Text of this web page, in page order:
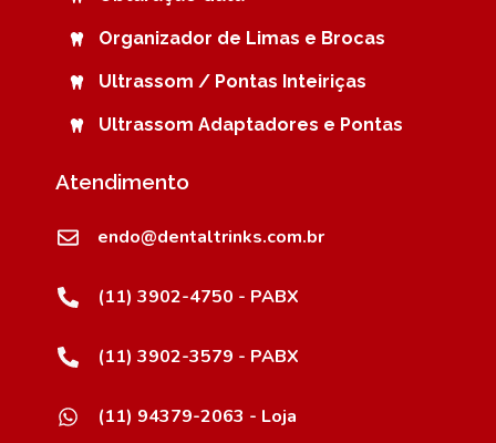
Organizador de Limas e Brocas
Ultrassom / Pontas Inteiriças
Ultrassom Adaptadores e Pontas
Atendimento
endo@dentaltrinks.com.br
(11) 3902-4750 - PABX
(11) 3902-3579 - PABX
(11) 94379-2063 - Loja